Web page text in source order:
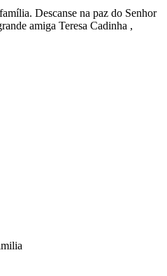
Descanse na paz do Senhor
amiga Teresa Cadinha ,